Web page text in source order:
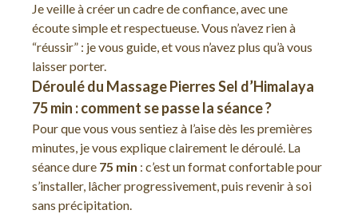
Je veille à créer un cadre de confiance, avec une
écoute simple et respectueuse. Vous n’avez rien à
“réussir” : je vous guide, et vous n’avez plus qu’à vous
laisser porter.
Déroulé du Massage Pierres Sel d’Himalaya
75 min : comment se passe la séance ?
Pour que vous vous sentiez à l’aise dès les premières
minutes, je vous explique clairement le déroulé. La
séance dure 75 min : c’est un format confortable pour
s’installer, lâcher progressivement, puis revenir à soi
sans précipitation.